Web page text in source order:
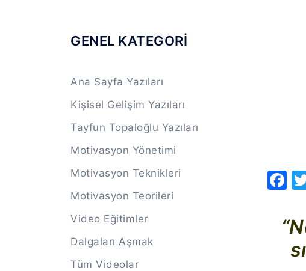
GENEL KATEGORİ
Ana Sayfa Yazıları
Kişisel Gelişim Yazıları
Tayfun Topaloğlu Yazıları
Motivasyon Yönetimi
Motivasyon Teknikleri
Motivasyon Teorileri
Video Eğitimler
Dalgaları Aşmak
Tüm Videolar